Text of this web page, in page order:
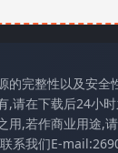
完整性以及安全
在下载后24小
,若作商业用途,
系我们E-